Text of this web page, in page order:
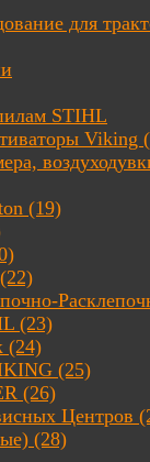
для
STIHL
Viking
(19)
(23)
(24)
(25)
(26)
Центров
(28)